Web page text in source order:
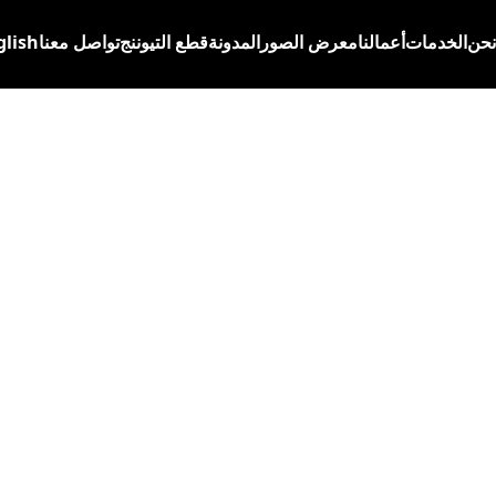
الخدماتأعمالنامعرض الصورالمدونةقطع التيوننجتواصل معنا